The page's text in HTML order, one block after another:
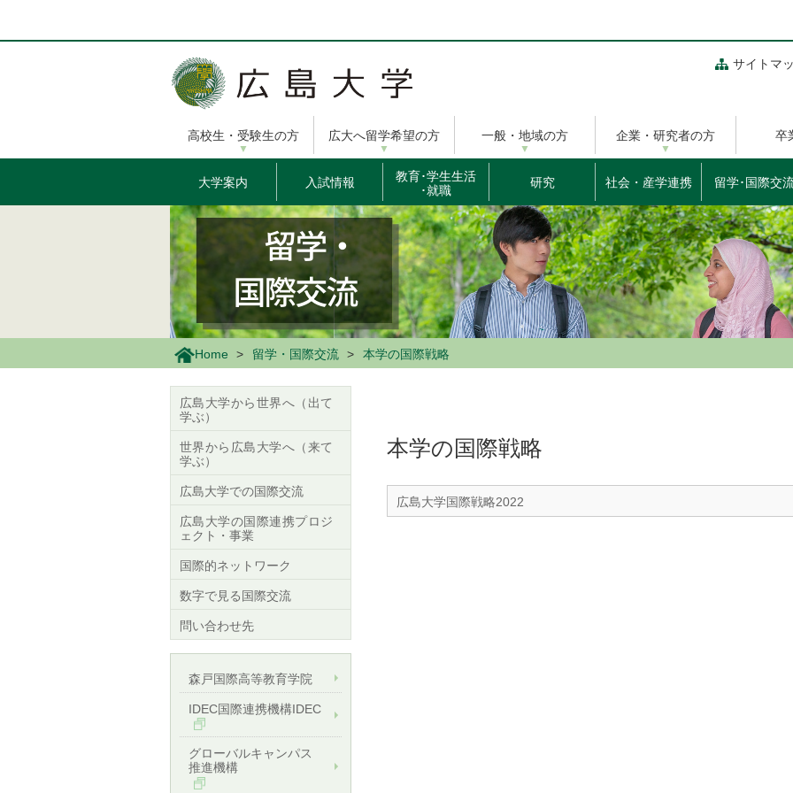
ン
に
サイトマ
高校生・受験生の方 広大へ留学希望の方 一般・地域の方 企業・研究者の方 卒
大学案内 入試情報
教育･学生生活
･就職
研究 社会・産学連携 留学･国際交
Home 留学・国際交流 本学の国際戦略
本学の国際戦略
広島大学国際戦略2022
広島大学から世界へ（出て
学ぶ）
世界から広島大学へ（来て
学ぶ）
広島大学での国際交流
広島大学の国際連携プロジ
ェクト・事業
国際的ネットワーク
数字で見る国際交流
問い合わせ先
森戸国際高等教育学院
IDEC国際連携機構IDEC
グローバルキャンパス
推進機構